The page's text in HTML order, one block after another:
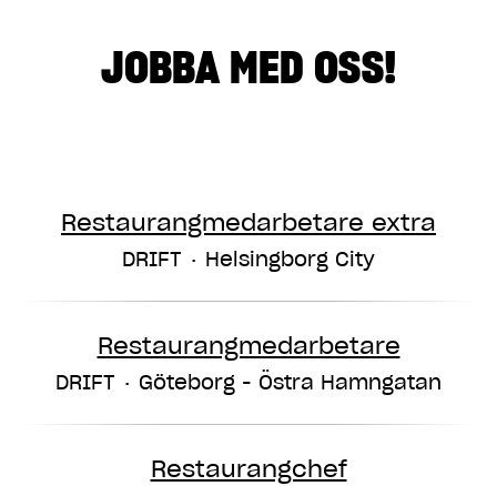
JOBBA MED OSS!
Restaurangmedarbetare extra
DRIFT · Helsingborg City
Restaurangmedarbetare
DRIFT · Göteborg - Östra Hamngatan
Restaurangchef